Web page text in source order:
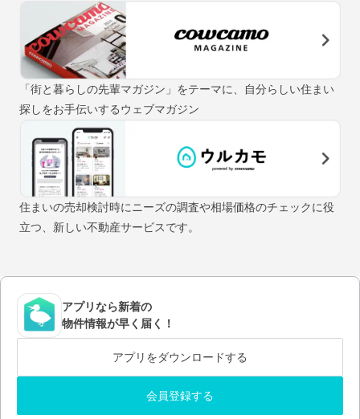
「街と暮らしの先輩マガジン」をテーマに、自分らしい住まい
探しをお手伝いするウェブマガジン
住まいの売却検討時にニーズの調査や相場価格のチェックに役
立つ、新しい不動産サービスです。
アプリなら新着の
物件情報が早く届く！
アプリをダウンロードする
会員登録する